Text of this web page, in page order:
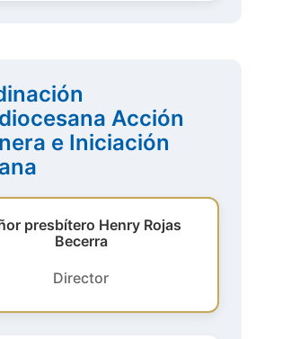
Acción
e Iniciación
presbítero Henry Rojas
Becerra
Director